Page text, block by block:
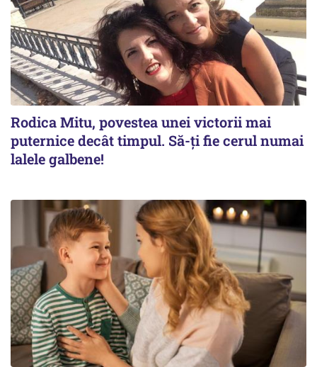
Rodica Mitu, povestea unei victorii mai
puternice decât timpul. Să-ți fie cerul numai
lalele galbene!